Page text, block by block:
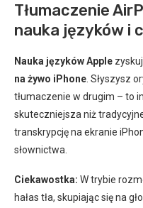
Tłumaczenie
nauka języków i
Nauka języków Apple
na żywo iPhone . Słyszysz
tłumaczenie w drugim – to
skuteczniejsza niż
transkrypcję na ekranie
słownictwa.
Ciekawostka: W trybie
hałas tła, skupiając się na